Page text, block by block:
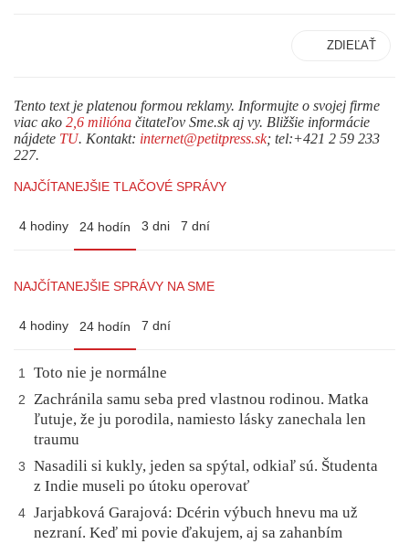
ZDIEĽAŤ
Tento text je platenou formou reklamy. Informujte o svojej firme
viac ako 2,6 milióna čitateľov Sme.sk aj vy. Bližšie informácie
nájdete TU. Kontakt: internet@petitpress.sk; tel:+421 2 59 233
227.
NAJČÍTANEJŠIE TLAČOVÉ SPRÁVY
4 hodiny 24 hodín 3 dni 7 dní
NAJČÍTANEJŠIE SPRÁVY NA SME
4 hodiny 24 hodín 7 dní
1 Toto nie je normálne
2
Zachránila samu seba pred vlastnou rodinou. Matka
ľutuje, že ju porodila, namiesto lásky zanechala len
traumu
3
Nasadili si kukly, jeden sa spýtal, odkiaľ sú. Študenta
z Indie museli po útoku operovať
4 Jarjabková Garajová: Dcérin výbuch hnevu ma už
nezraní. Keď mi povie ďakujem, aj sa zahanbím